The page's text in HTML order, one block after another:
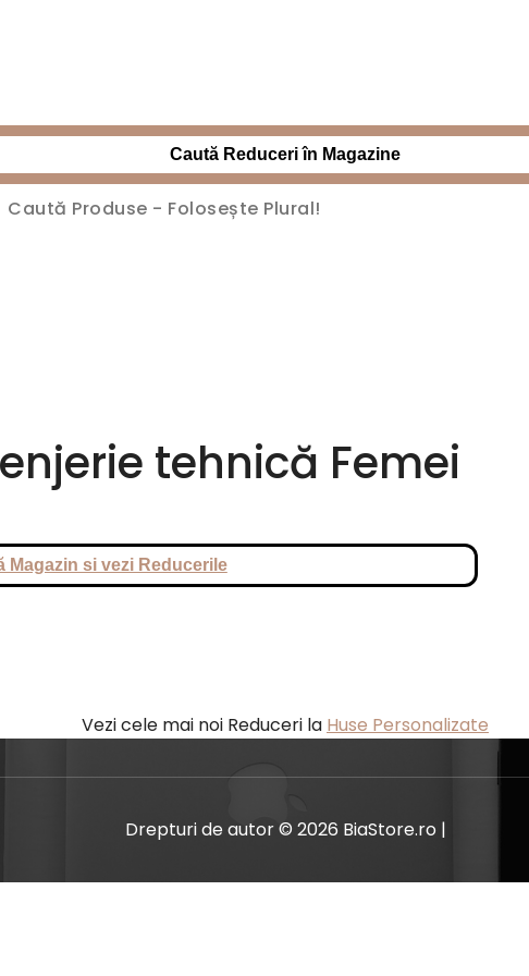
Caută Reduceri în Magazine
tehnică Femei
Magazin si vezi Reducerile
Vezi cele mai noi Reduceri la Huse Personalizate
Drepturi de autor © 2026 BiaStore.ro |